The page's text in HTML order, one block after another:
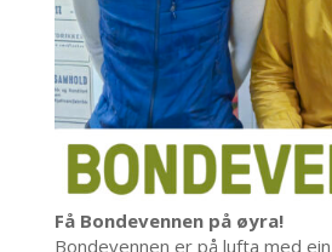
Få Bondevennen på øyra!
Bondevennen er på lufta med